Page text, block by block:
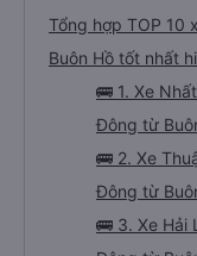
Tổng hợp TOP 10
Buôn Hồ tốt nhất
🚌 1. Xe
Đông từ
🚌 2. Xe
Đông từ
🚌 3. Xe Hải